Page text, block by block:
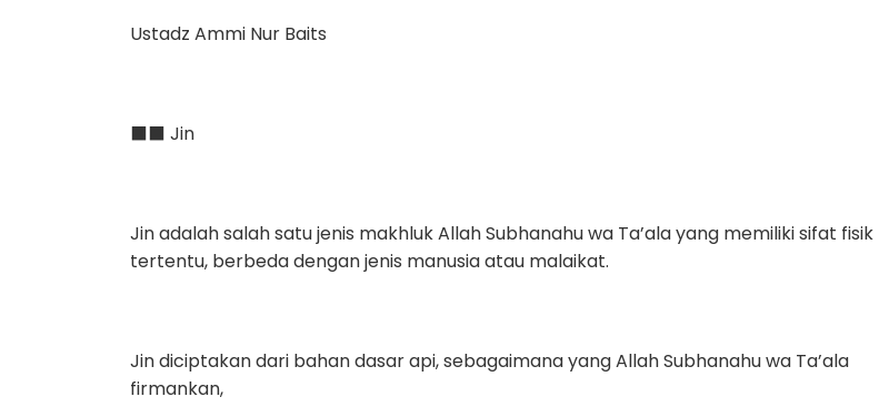
Ustadz Ammi Nur Baits
⬛️⬛️ Jin
Jin adalah salah satu jenis makhluk Allah Subhanahu wa Ta’ala yang memiliki sifat fisik
tertentu, berbeda dengan jenis manusia atau malaikat.
Jin diciptakan dari bahan dasar api, sebagaimana yang Allah Subhanahu wa Ta’ala
firmankan,